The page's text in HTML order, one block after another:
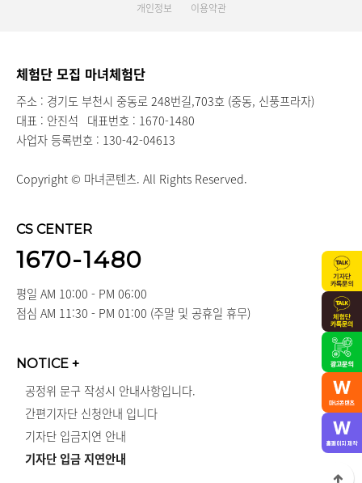
개인정보 이용약관
체험단 모집 마녀체험단
주소 : 경기도 부천시 중동로 248번길,703호 (중동, 신풍프라자)
대표 : 안진석 대표번호 : 1670-1480
사업자 등록번호 : 130-42-04613
Copyright © 마녀콘텐츠. All Rights Reserved.
CS CENTER
1670-1480
평일 AM 10:00 - PM 06:00
점심 AM 11:30 - PM 01:00 (주말 및 공휴일 휴무)
NOTICE +
공정위 문구 작성시 안내사항입니다.
간편기자단 신청안내 입니다
기자단 입금지연 안내
기자단 입금 지연안내